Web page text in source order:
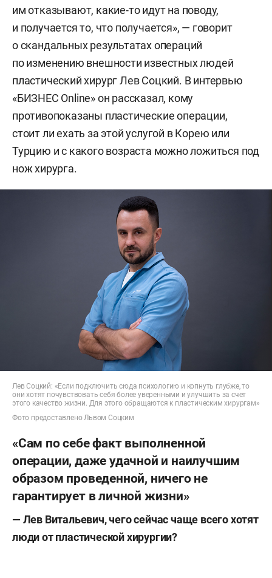
им отказывают, какие-то идут на поводу,
и получается то, что получается», — говорит
о скандальных результатах операций
по изменению внешности известных людей
пластический хирург Лев Соцкий. В интервью
«БИЗНЕС Online» он рассказал, кому
противопоказаны пластические операции,
стоит ли ехать за этой услугой в Корею или
Турцию и с какого возраста можно ложиться под
нож хирурга.
Лев Соцкий: «Если подключить сюда психологию и копнуть глубже, то
они хотят почувствовать себя более уверенными и улучшить за счет
этого качество жизни. Для этого обращаются к пластическим хирургам»
Фото предоставлено Львом Соцким
«Сам по себе факт выполненной
операции, даже удачной и наилучшим
образом проведенной, ничего не
гарантирует в личной жизни»
— Лев Витальевич,чего сейчас чаще всего хотят
люди от пластической хирургии?